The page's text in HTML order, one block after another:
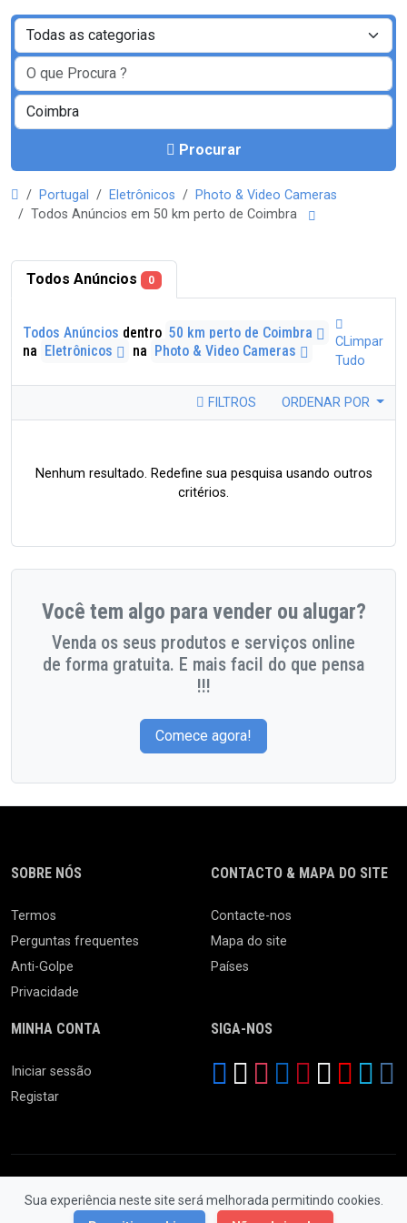
Procurar
Portugal Eletrônicos
Photo & Video Cameras
Todos Anúncios em 50 km perto de Coimbra
Todos Anúncios 0
Todos Anúncios dentro 50 km perto de Coimbra
na Eletrônicos na Photo & Video Cameras
CLimpar
Tudo
FILTROS ORDENAR POR
Nenhum resultado. Redefine sua pesquisa usando outros
critérios.
Você tem algo para vender ou alugar?
Venda os seus produtos e serviços online
de forma gratuita. E mais facil do que pensa
!!!
Comece agora!
Sua experiência neste site será melhorada permitindo cookies.
SOBRE NÓS
Termos
Perguntas frequentes
Anti-Golpe
Privacidade
CONTACTO & MAPA DO SITE
Contacte-nos
Mapa do site
Países
MINHA CONTA
Iniciar sessão
Registar
SIGA-NOS
© 2026 Feira da Ladra. Todos os Direitos Reservados.